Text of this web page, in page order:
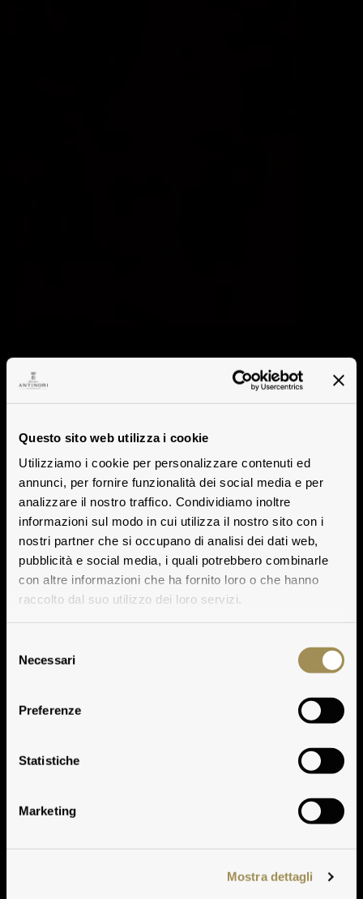
Questo sito web utilizza i cookie
Utilizziamo i cookie per personalizzare contenuti ed
annunci, per fornire funzionalità dei social media e per
analizzare il nostro traffico. Condividiamo inoltre
informazioni sul modo in cui utilizza il nostro sito con i
nostri partner che si occupano di analisi dei dati web,
pubblicità e social media, i quali potrebbero combinarle
con altre informazioni che ha fornito loro o che hanno
raccolto dal suo utilizzo dei loro servizi.
delNecessari
Preferenze
Statistiche
Marketing
Mostra dettagli